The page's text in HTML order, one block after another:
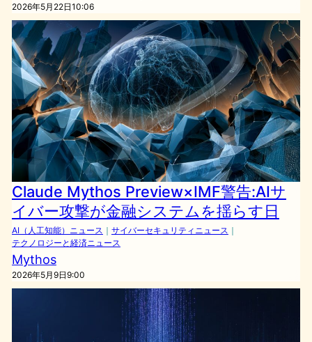
2026年5月22日10:06
Claude Mythos Preview×IMF警告:AIサ
イバー攻撃が金融システムを揺らす日
AI（人工知能）ニュース ｜ サイバーセキュリティニュース ｜
テクノロジーと経済ニュース
Mythos
2026年5月9日9:00